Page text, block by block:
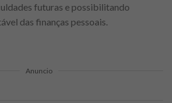
futuras e possibilitando
das finanças pessoais.
Anuncio